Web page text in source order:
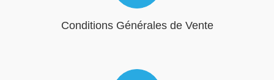
Conditions Générales de Vente